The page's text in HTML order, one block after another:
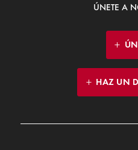
ÚNETE A
HAZ UN